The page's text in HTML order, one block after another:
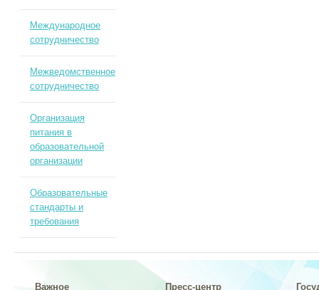
Международное
сотрудничество
Межведомственное
сотрудничество
Организация
питания в
образовательной
организации
Образовательные
стандарты и
требования
Важное Пресс-центр